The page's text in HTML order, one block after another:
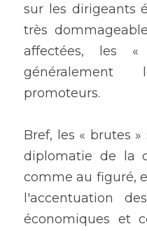
sur les dirigeants
très
affectées, les
promoteurs.
Bref, les « brutes
diplomatie de la
comme au figuré,
l'accentuation
économiques et